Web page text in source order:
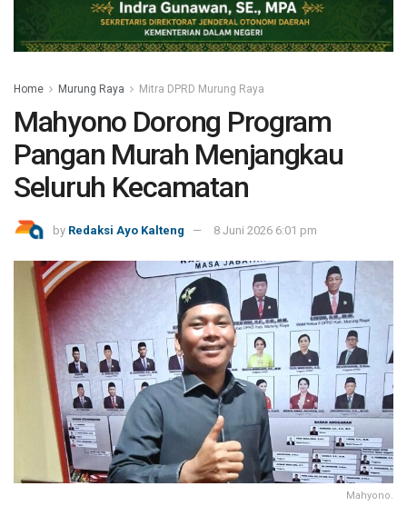
Home Murung Raya Mitra DPRD Murung Raya
Mahyono Dorong Program
Pangan Murah Menjangkau
Seluruh Kecamatan
by Redaksi Ayo Kalteng 8 Juni 2026 6:01 pm
Mahyono.